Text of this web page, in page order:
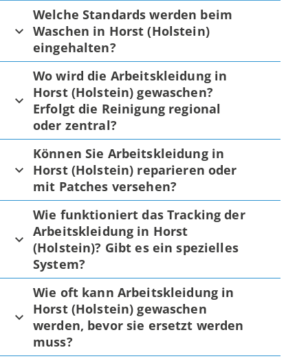
Welche Standards werden beim
Waschen in Horst (Holstein)
eingehalten?
Wo wird die Arbeitskleidung in
Horst (Holstein) gewaschen?
Erfolgt die Reinigung regional
oder zentral?
Können Sie Arbeitskleidung in
Horst (Holstein) reparieren oder
mit Patches versehen?
Wie funktioniert das Tracking der
Arbeitskleidung in Horst
(Holstein)? Gibt es ein spezielles
System?
Wie oft kann Arbeitskleidung in
Horst (Holstein) gewaschen
werden, bevor sie ersetzt werden
muss?